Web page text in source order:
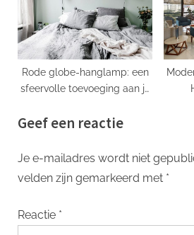
Rode globe-hanglamp: een
sfeervolle toevoeging aan je
Geef een reactie
Je e-mailadres wordt niet
velden zijn gemarkeerd met *
Reactie *